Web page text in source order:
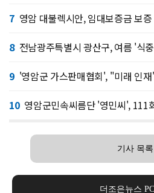
7 영암 대불렉시안, 임대보증금 보
8 전남광주특별시 광산구, 여름 '식
9 '영암군 가스판매협회', "미래 인
10 영암군민속씨름단 '영민씨',
기사 목록
더조은뉴스